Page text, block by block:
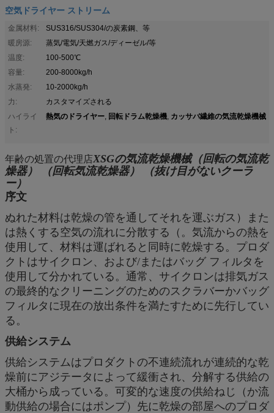
空気ドライヤー ストリーム
金属材料:
SUS316/SUS304/の炭素鋼、等
暖房源:
蒸気/電気/天燃ガス/ディーゼル/等
温度:
100-500℃
容量:
200-8000kg/h
水蒸発:
10-2000kg/h
力:
カスタマイズされる
ハイライ
ト:
熱気のドライヤー, 回転ドラム乾燥機, カッサバ繊維の気流乾燥機械
年齢の処置の代理店XSGの気流乾燥機械（回転の気流乾
燥器） （回転気流乾燥器） （抜け目がないクーラ
ー）
序文
ぬれた材料は乾燥の管を通してそれを運ぶガス）また
は熱くする空気の流れに分散する（。気流からの熱を
使用して、材料は運ばれると同時に乾燥する。プロダ
クトはサイクロン、および/またはバッグ フィルタを
使用して分かれている。通常、サイクロンは排気ガス
の最終的なクリーニングのためのスクラバーかバッグ
フィルタに現在の放出条件を満たすために先行してい
る。
供給システム
供給システムはプロダクトの不連続流れが連続的な乾
燥前にアジテータによって緩衝され、分解する供給の
大桶から成っている。可変的な速度の供給ねじ（か流
動供給の場合にはポンプ）先に乾燥の部屋へのプロダ